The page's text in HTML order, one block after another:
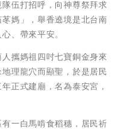
伍打招呼，向神尊祭拜求
媽」，舉香遶境是北台南
、帶來平安。
攜媽祖四吋七寶銅金身來
理龍穴而顯聖，於是居民
正式建廟，名為泰安宮，
一白馬啃食稻穗，居民祈